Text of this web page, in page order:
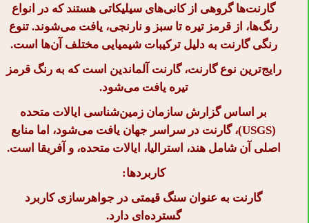
گارنت‌ها گروهی از کانی‌های سیلیکاتی هستند که در انواع
رنگ‌ها، از قرمز تیره تا سبز و نارنجی، یافت می‌شوند. تنوع
رنگی گارنت به دلیل ترکیبات شیمیایی مختلف آن‌ها است.
رایج‌ترین نوع گارنت، گارنت آلماندین است که به رنگ قرمز
تیره یافت می‌شود.
بر اساس گزارش سازمان زمین‌شناسی ایالات متحده
(USGS)، گارنت در سراسر جهان یافت می‌شود، اما منابع
اصلی آن شامل هند، استرالیا، ایالات متحده، و آفریقا است.
کاربردها:
گارنت به عنوان سنگ قیمتی در جواهرسازی کاربرد
گسترده‌ای دارد.